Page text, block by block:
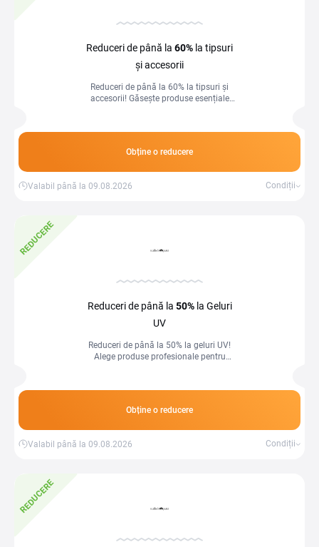
Reduceri de până la 60% la tipsuri
și accesorii
Reduceri de până la 60% la tipsuri și
accesorii! Găsește produse esențiale
Obține o reducere
Valabil până la 09.08.2026 Condiții
REDUCERE
Reduceri de până la 50%la Geluri
UV
Reduceri de până la 50% la geluri UV!
Alege produse profesionale pentru
Obține o reducere
Valabil până la 09.08.2026 Condiții
REDUCERE